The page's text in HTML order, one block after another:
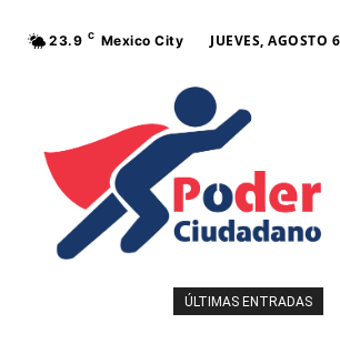
23.9 C Mexico City JUEVES, AGOSTO
ÚLTIMAS ENTRADAS